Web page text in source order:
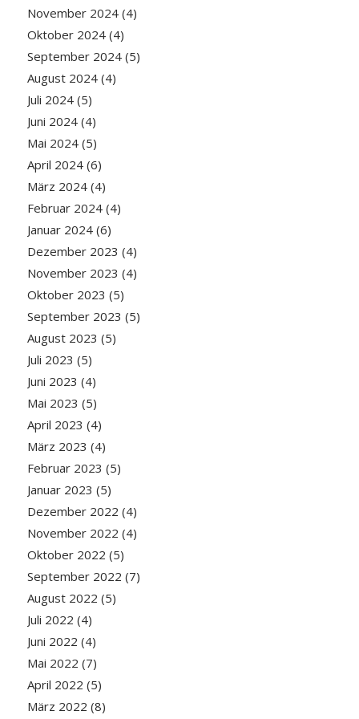
November 2024(4)
Oktober 2024(4)
September 2024(5)
August 2024(4)
Juli 2024(5)
Juni 2024(4)
Mai 2024(5)
April 2024(6)
März 2024(4)
Februar 2024(4)
Januar 2024(6)
Dezember 2023 (4)
November 2023 (4)
Oktober 2023 (5)
September 2023 (5)
August 2023 (5)
Juli 2023 (5)
Juni 2023 (4)
Mai 2023 (5)
April 2023 (4)
März 2023 (4)
Februar 2023 (5)
Januar 2023 (5)
Dezember 2022 (4)
November 2022 (4)
Oktober 2022 (5)
September 2022 (7)
August 2022 (5)
Juli 2022 (4)
Juni 2022 (4)
Mai 2022 (7)
April 2022 (5)
März 2022 (8)